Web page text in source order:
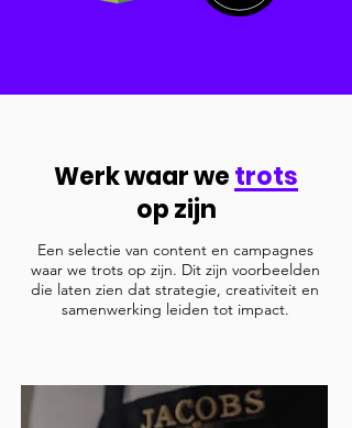
Werk waar wetrots
op zijn
Een selectie van content en campagnes
waar we trots op zijn. Dit zijn voorbeelden
die laten zien dat strategie, creativiteit en
samenwerking leiden tot impact.